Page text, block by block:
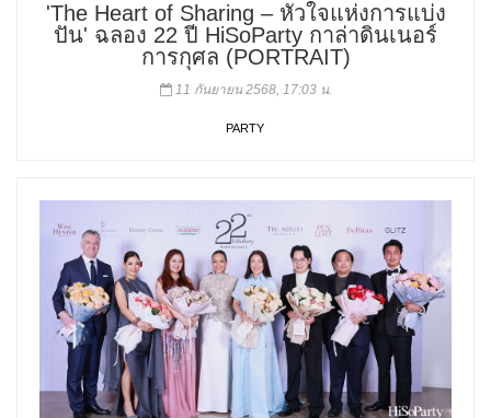
'The Heart of Sharing – หัวใจแห่งการแบ่ง
ปัน' ฉลอง 22 ปี HiSoParty กาล่าดินเนอร์
การกุศล (PORTRAIT)
11 กันยายน 2568, 17:03 น.
PARTY